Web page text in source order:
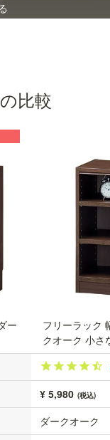
巾木をよける加工
壁とラックの間に隙間
けるための加工がされ
比較
ー
フリーラック
クオーク 小
¥ 5,980 (税込)
ダークオーク